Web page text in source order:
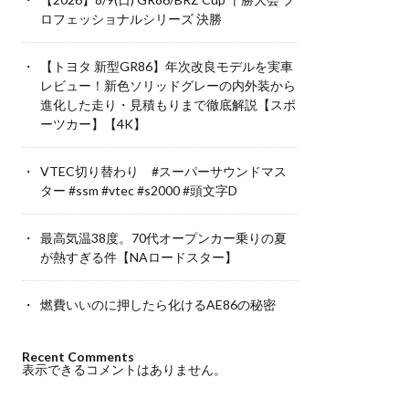
ロフェッショナルシリーズ 決勝
【トヨタ 新型GR86】年次改良モデルを実車
レビュー！新色ソリッドグレーの内外装から
進化した走り・見積もりまで徹底解説【スポ
ーツカー】【4K】
VTEC切り替わり #スーパーサウンドマス
ター #ssm #vtec #s2000 #頭文字D
最高気温38度。70代オープンカー乗りの夏
が熱すぎる件【NAロードスター】
燃費いいのに押したら化けるAE86の秘密
Recent Comments
表示できるコメントはありません。